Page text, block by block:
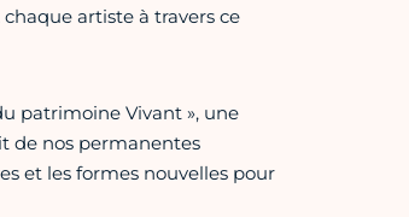
artiste à travers ce
patrimoine Vivant », une
de nos permanentes
et les formes nouvelles pour